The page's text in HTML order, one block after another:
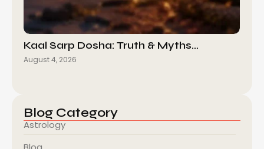
Kaal Sarp Dosha: Truth & Myths…
August 4, 2026
Blog Category
Astrology